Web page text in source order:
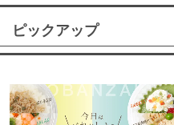
ピックアップ